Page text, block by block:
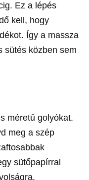
Ez a lépés
kell, hogy
Így a massza
sütés közben sem
méretű golyókat.
meg a szép
sütőpapírral